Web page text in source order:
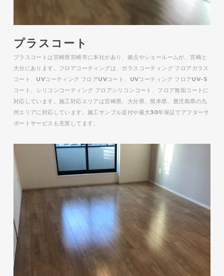
プラスコート
プラスコートは宮崎県宮崎市に本社があり、拠点やショールームが、宮崎と
大分にあります。フロアコーティングは、ガラスコーティング フロアガラス
コート、UVコーティング フロアUVコート、UVコーティング フロアUV-S
コート、シリコンコーティング フロアシリコンコート、フロア無垢コートに
対応しています。施工対応エリアは宮崎県、大分県、熊本県、鹿児島県の九
州エリアに対応しています。施工サンプル送付や最大30年保証でアフターサ
ポートサービスも充実してます。